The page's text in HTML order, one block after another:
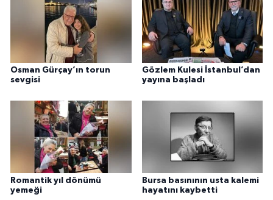
Osman Gürçay’ın torun
sevgisi
Gözlem Kulesi İstanbul’dan
yayına başladı
Romantik yıl dönümü
yemeği
Bursa basınının usta kalemi
hayatını kaybetti